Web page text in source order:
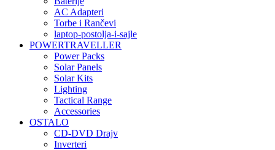
AC Adapteri
Torbe i Rančevi
laptop-postolja-i-sajle
POWERTRAVELLER
Power Packs
Solar Panels
Solar Kits
Lighting
Tactical Range
Accessories
OSTALO
CD-DVD Drajv
Inverteri